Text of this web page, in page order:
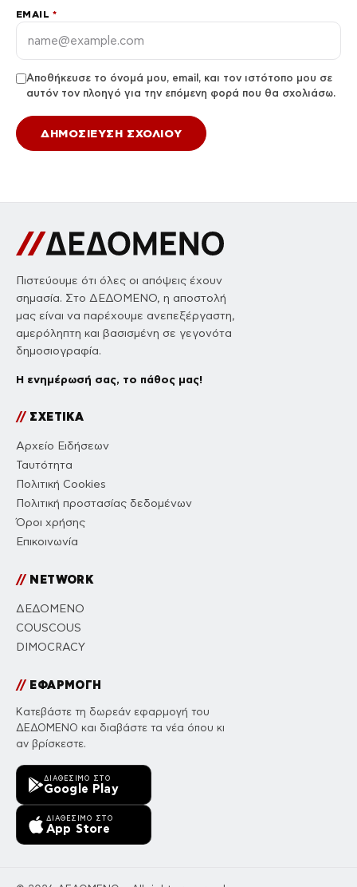
EMAIL *
Αποθήκευσε το όνομά μου, email, και τον ιστότοπο μου σε
αυτόν τον πλοηγό για την επόμενη φορά που θα σχολιάσω.
Πιστεύουμε ότι όλες οι απόψεις έχουν
σημασία. Στο ΔΕΔΟΜΕΝΟ, η αποστολή
μας είναι να παρέχουμε ανεπεξέργαστη,
αμερόληπτη και βασισμένη σε γεγονότα
δημοσιογραφία.
Η ενημέρωσή σας, το πάθος μας!
//ΣΧΕΤΙΚΑ
Αρχείο Ειδήσεων
Ταυτότητα
Πολιτική Cookies
Πολιτική προστασίας δεδομένων
Όροι χρήσης
Επικοινωνία
//NETWORK
ΔΕΔΟΜΕΝΟ
COUSCOUS
DIMOCRACY
//ΕΦΑΡΜΟΓΗ
Κατεβάστε τη δωρεάν εφαρμογή του
ΔΕΔΟΜΕΝΟ και διαβάστε τα νέα όπου κι
αν βρίσκεστε.
ΔΙΑΘΈΣΙΜΟ ΣΤΟ
Google Play
ΔΙΑΘΈΣΙΜΟ ΣΤΟ
App Store